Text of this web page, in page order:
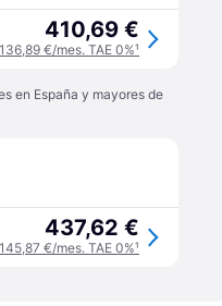
410,69 €
€/mes. TAE 0%¹
en España y mayores de
437,62 €
€/mes. TAE 0%¹